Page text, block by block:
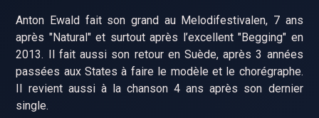
Anton Ewald fait son grand au Melodifestivalen, 7 ans
après "Natural" et surtout après l’excellent "Begging" en
2013. Il fait aussi son retour en Suède, après 3 années
passées aux States à faire le modèle et le chorégraphe.
Il revient aussi à la chanson 4 ans après son dernier
single.